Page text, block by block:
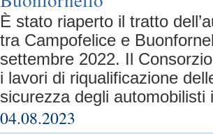
È stato riaperto il tratto
tra Campofelice e
settembre 2022. Il
i lavori di riqualificazione
sicurezza degli automobilisti
04.08.2023